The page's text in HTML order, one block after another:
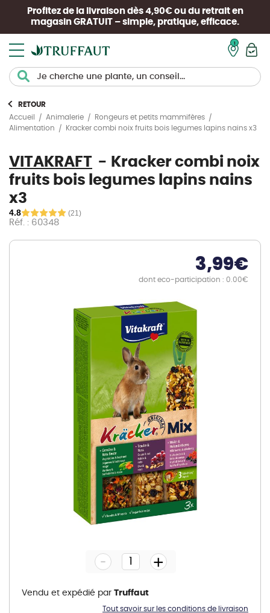
Profitez de la livraison dès 4,90€ ou du retrait en
magasin GRATUIT – simple, pratique, efficace.
RETOUR
Accueil
Animalerie
Rongeurs et petits mammifères
Alimentation
Kracker combi noix fruits bois legumes lapins nains x3
VITAKRAFT
Kracker combi noix
fruits bois legumes lapins nains
x3
4.8 (21)
Réf. : 60348
3,99€
dont eco-participation : 0.00€
gallery
- +
Tout savoir sur les conditions de livraison
Vendu et expédié par Truffaut